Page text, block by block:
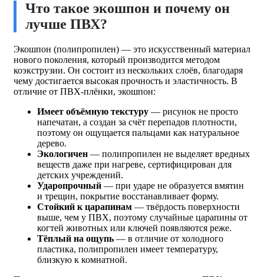
Что такое экошпон и почему он
лучше ПВХ?
Экошпон (полипропилен) — это искусственный материал
нового поколения, который производится методом
коэкструзии. Он состоит из нескольких слоёв, благодаря
чему достигается высокая прочность и эластичность. В
отличие от ПВХ-плёнки, экошпон:
Имеет объёмную текстуру — рисунок не просто
напечатан, а создан за счёт перепадов плотности,
поэтому он ощущается пальцами как натуральное
дерево.
Экологичен — полипропилен не выделяет вредных
веществ даже при нагреве, сертифицирован для
детских учреждений.
Ударопрочный — при ударе не образуется вмятин
и трещин, покрытие восстанавливает форму.
Стойкий к царапинам — твёрдость поверхности
выше, чем у ПВХ, поэтому случайные царапины от
когтей животных или ключей появляются реже.
Тёплый на ощупь — в отличие от холодного
пластика, полипропилен имеет температуру,
близкую к комнатной.